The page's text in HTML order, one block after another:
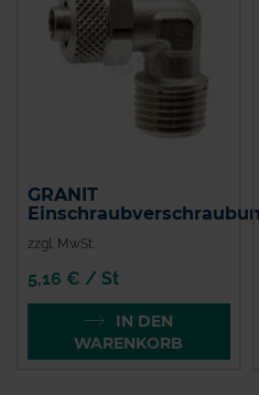
GRANIT
zzgl. MwSt.
5,16 € / St
IN DEN
WARENKORB